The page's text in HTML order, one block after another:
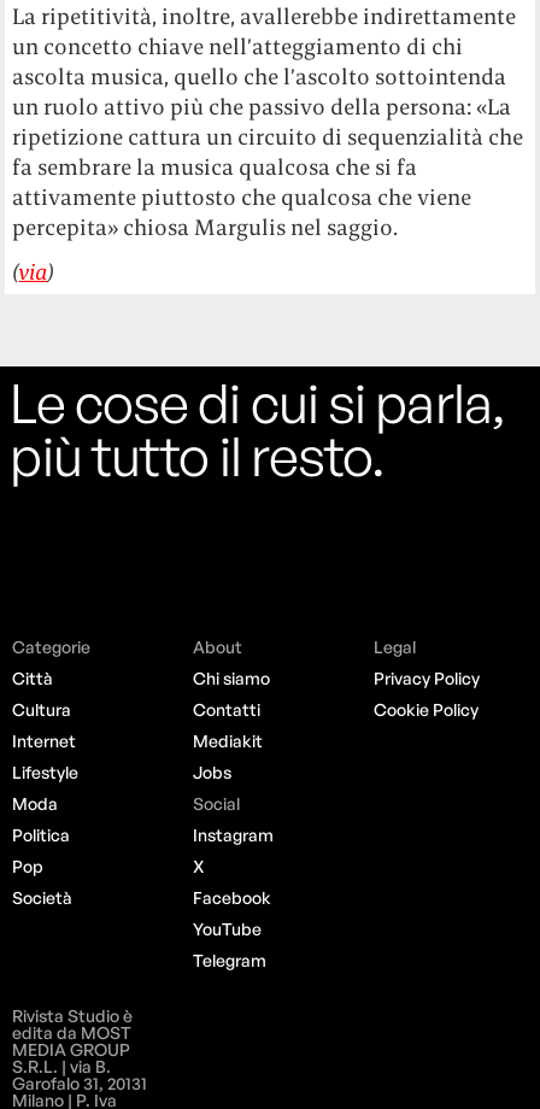
La ripetitività, inoltre, avallerebbe indirettamente
un concetto chiave nell’atteggiamento di chi
ascolta musica, quello che l’ascolto sottointenda
un ruolo attivo più che passivo della persona: «La
ripetizione cattura un circuito di sequenzialità che
fa sembrare la musica qualcosa che si fa
attivamente piuttosto che qualcosa che viene
percepita» chiosa Margulis nel saggio.
(via)
Le cose di cui si parla,
più tutto il resto.
Categorie
Città
Cultura
Internet
Lifestyle
Moda
Politica
Pop
Società
About
Chi siamo
Contatti
Mediakit
Jobs
Social
Instagram
X
Facebook
YouTube
Telegram
Legal
Privacy Policy
Cookie Policy
Rivista Studio è
edita da MOST
MEDIA GROUP
S.R.L. | via B.
Garofalo 31, 20131
Milano | P. Iva